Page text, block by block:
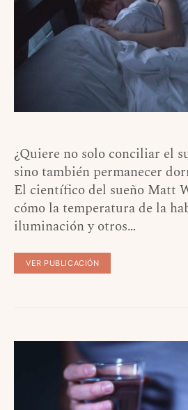
¿Quiere no solo conciliar el
sino también permanecer
El científico del sueño Matt
cómo la temperatura de la
iluminación y otros…
VER PUBLICACIÓN